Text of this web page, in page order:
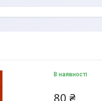
В наявності
80 ₴